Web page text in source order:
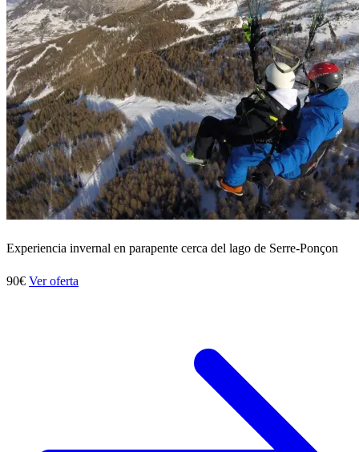
Experiencia invernal en parapente cerca del lago de Serre-Ponçon
90€ Ver oferta